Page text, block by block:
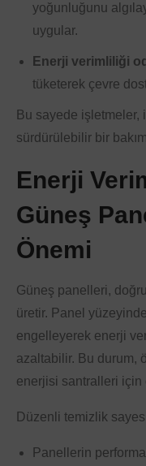
yoğunluğunu
uygular.
Enerji verimliliği
tüketerek çevre
Bu sayede işletmeler,
sürdürülebilir bir
Enerji
Güneş
Önemi
Güneş panelleri,
üretir. Panel
engelleyerek enerji
azaltabilir. Bu durum,
enerjisi santralleri için
Düzenli temizlik
Panellerin